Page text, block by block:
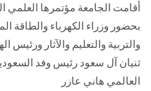
أقامت الجامعة مؤتمرها العلمي
بحضور وزراء الكهرباء والطاقة
والتربية والتعليم والآثار ورئيس
ثنيان آل سعود رئيس وفد
العالمي هاني عازر